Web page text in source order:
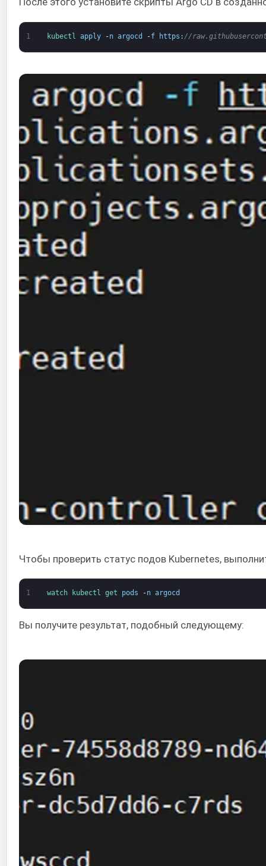
1 kubectl apply -n argocd -f https : //
Чтобы проверить статус подов Kubernetes,
1 watch kubectl get pods -n argocd
Вы получите результат, подобный следующему: